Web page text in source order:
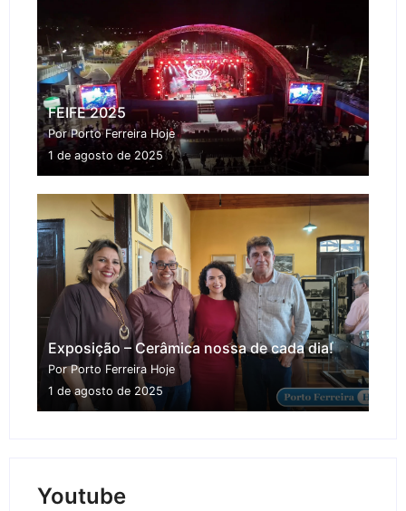
FEIFE 2025
Por Porto Ferreira Hoje
1 de agosto de 2025
Exposição – Cerâmica nossa de cada dia!
Por Porto Ferreira Hoje
1 de agosto de 2025
Youtube